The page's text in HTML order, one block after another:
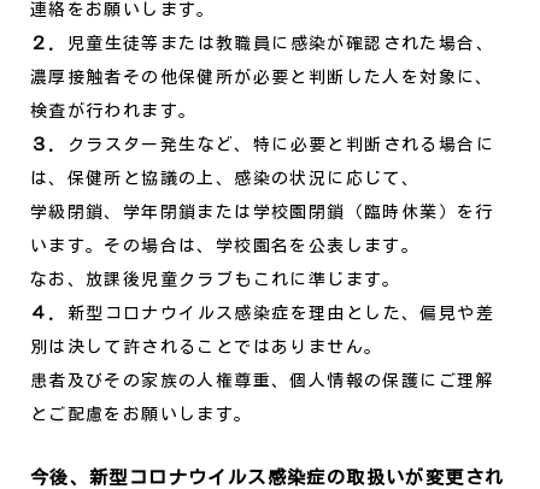
連絡をお願いします。
２． 児童生徒等または教職員に感染が確認された場合、
濃厚接触者その他保健所が必要と判断した人を対象に、
検査が行われます。
３．
クラスター発生など、特に必要と判断される場合に
は、保健所と協議の上、感染の状況に応じて、
学級閉鎖、学年閉鎖または学校園閉鎖（臨時休業）を行
います。その場合は、学校園名を公表します。
なお、放課後児童クラブもこれに準じます。
４． 新型コロナウイルス感染症を理由とした、偏見や差
別は決して許されることではありません。
患者及びその家族の人権尊重、個人情報の保護にご理解
とご配慮をお願いします。
今後、新型コロナウイルス感染症の取扱いが変更され